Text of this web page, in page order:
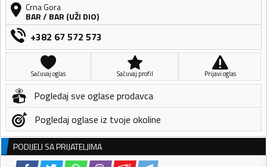
Crna Gora
BAR/ BAR (UŽI DIO)
+382 67 572 573
Sačuvaj oglas Sačuvaj profil Prijavi oglas
Pogledaj sve oglase prodavca
Pogledaj oglase iz tvoje okoline
PODIJELI SA PRIJATELJIMA